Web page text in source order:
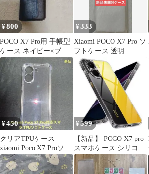
¥800
POCO X7 Pro用 手帳型
ケース ネイビー×ブラ
ウン
¥333
Xiaomi POCO X7 Pro ソ
フトケース 透明
¥450
クリアTPUケース
xiaomi Poco X7 Proソフ
トケース
¥ 599
【新品】 POCO X7 pro
スマホケース シリコ ン
製 ソフトケース